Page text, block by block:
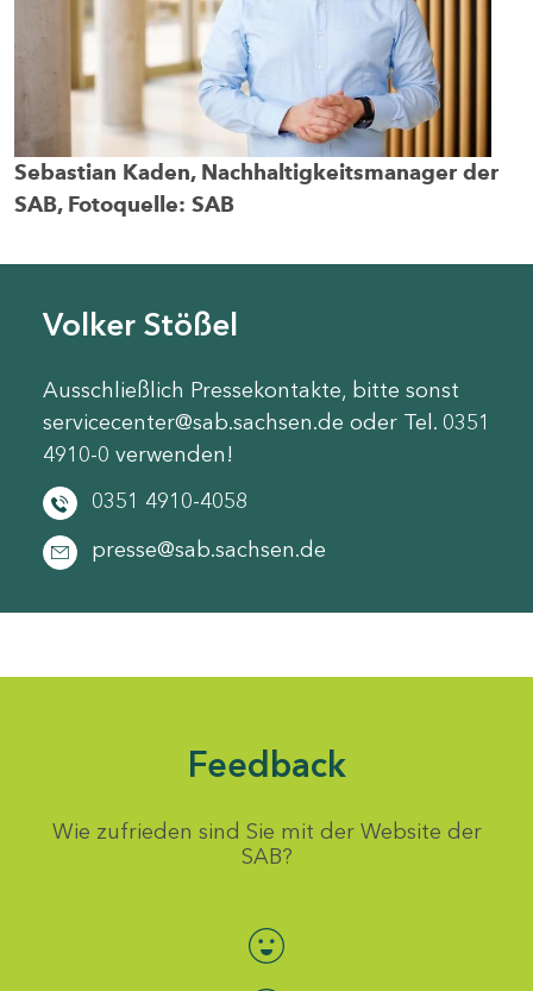
Sebastian Kaden, Nachhaltigkeitsmanager der
SAB, Fotoquelle: SAB
Volker Stößel
Ausschließlich Pressekontakte, bitte sonst
servicecenter@sab.sachsen.de oder Tel. 0351
4910-0 verwenden!
0351 4910-4058
presse@sab.sachsen.de
Feedback
Wie zufrieden sind Sie mit der Website der
SAB?
Bewertung auswählen